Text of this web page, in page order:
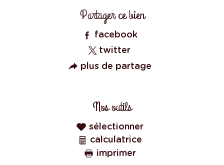
Partager ce bien
facebook
twitter
plus de partage
Nos outils
sélectionner
calculatrice
imprimer